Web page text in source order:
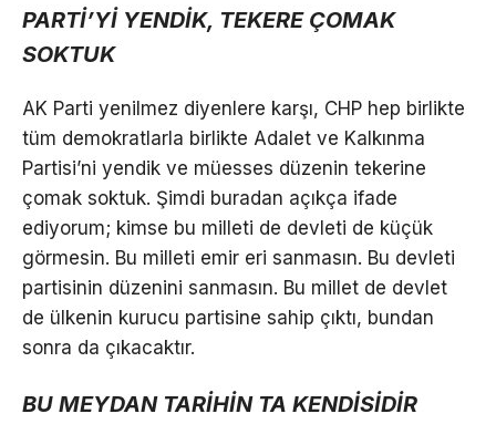
PARTİ’Yİ YENDİK, TEKERE ÇOMAK
SOKTUK
AK Parti yenilmez diyenlere karşı, CHP hep birlikte
tüm demokratlarla birlikte Adalet ve Kalkınma
Partisi’ni yendik ve müesses düzenin tekerine
çomak soktuk. Şimdi buradan açıkça ifade
ediyorum; kimse bu milleti de devleti de küçük
görmesin. Bu milleti emir eri sanmasın. Bu devleti
partisinin düzenini sanmasın. Bu millet de devlet
de ülkenin kurucu partisine sahip çıktı, bundan
sonra da çıkacaktır.
BU MEYDAN TARİHİN TA KENDİSİDİR